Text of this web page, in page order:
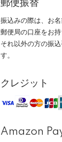
郵便振替
振込みの際は、お名
郵便局の口座をお持
それ以外の方の振
す。
クレジット
Amazon